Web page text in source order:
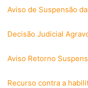
Aviso de Suspensão
Decisão Judicial
Aviso Retorno
Recurso contra a